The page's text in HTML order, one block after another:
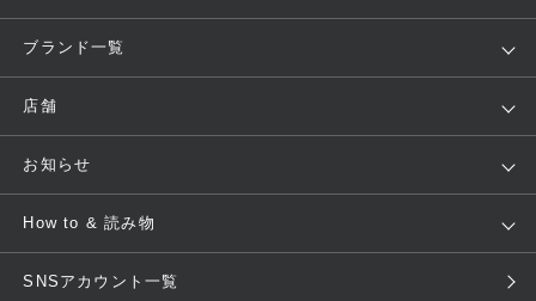
アイテム
トピックス
ブランド一覧
WACOAL
AMPHI une nana cool
OUR WACOAL
店舗
店舗を探す
ブラ無料診断
お知らせ
新着情報
How to & 読み物
下着の基礎知識
SNSアカウント一覧